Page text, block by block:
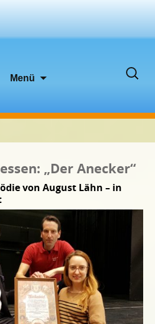
Menü
Suchen
„Der Anecker“
von August Lähn – in